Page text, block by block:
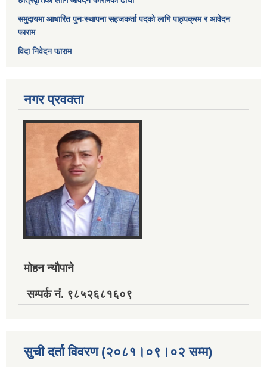
समुदायमा आधारित पुनःस्थापना सहजकर्ता पदको लागि पाठ्यक्रम र आवेदन
फाराम
विदा निवेदन फाराम
नगर प्रवक्ता
मोहन न्यौपाने
सम्पर्क नं. ९८५२६८१६०९
सुची दर्ता विवरण (२०८१।०९।०२ सम्म)